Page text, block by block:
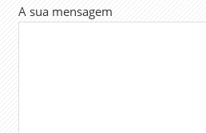
A sua mensagem